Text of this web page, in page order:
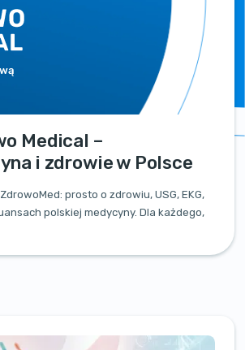
Medical –
i zdrowie w Polsce
prosto o zdrowiu, USG, EKG,
polskiej medycyny. Dla każdego,